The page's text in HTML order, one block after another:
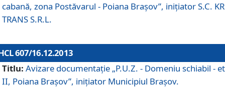
cabană, zona Postăvarul - Poiana Braşov”, iniţiator S.C.
TRANS S.R.L.
607/16.12.2013
Titlu: Avizare documentaţie „P.U.Z. - Domeniu schiabil -
II, Poiana Braşov”, iniţiator Municipiul Braşov.